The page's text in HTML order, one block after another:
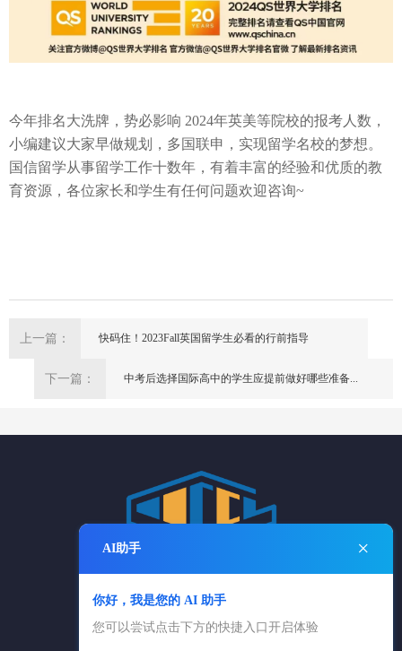
今年排名大洗牌 ，势必影响 2024年英美等院校的报考人数，
小编建议大家早做规划，多国联申，实现留学名校的梦想。
国信留学从事留学工作十数年，有着丰富的经验和优质的教
育资源，各位家长和学生有任何问题欢迎咨询~
上一篇： 快码住！2023Fall英国留学生必看的行前指导
下一篇： 中考后选择国际高中的学生应提前做好哪些准备...
电话：025-84869361
AI助手 ×
你好，我是您的 AI 助手
您可以尝试点击下方的快捷入口开启体验